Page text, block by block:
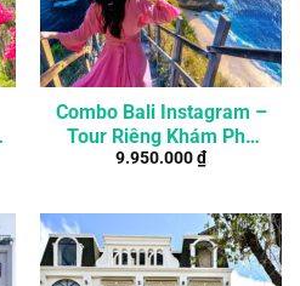
Combo Bali Instagram –
Tour Riêng Khám Phá
Những Địa Điểm Đẹp
9.950.000₫